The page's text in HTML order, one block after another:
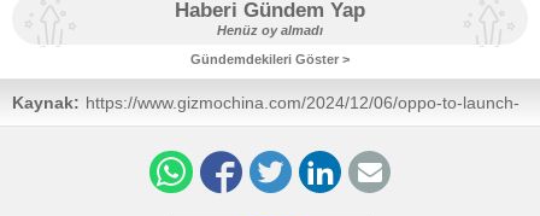
Haberi Gündem Yap
Henüz oy almadı
Gündemdekileri Göster >
Kaynak: https://www.gizmochina.com/2024/12/06/oppo-to-launch-
oppo-x8-pad-as-its-premium-gaming-tablet/